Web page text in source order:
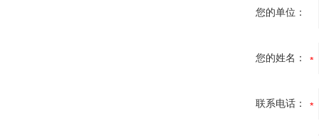
您的单位：
您的姓名：
联系电话：